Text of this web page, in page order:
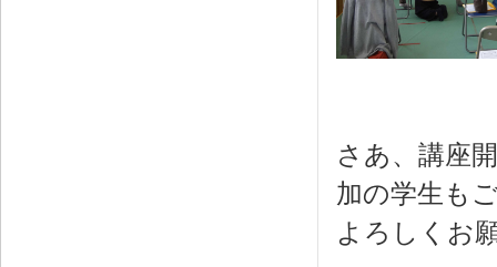
さあ、講座
加の学生も
よろしくお